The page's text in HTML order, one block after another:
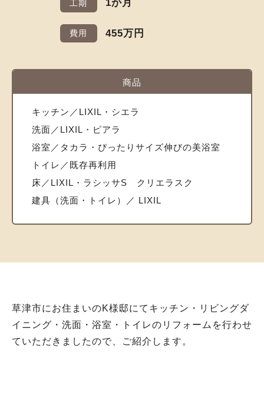
工期 1か月
費用 455万円
商品
キッチン／LIXIL・シエラ
洗面／LIXIL・ピアラ
浴室／タカラ・ぴったりサイズ伸びの美浴室
トイレ／既存再利用
床／LIXIL・ラシッサS クリエラスク
建具（洗面・トイレ）／ LIXIL
草津市にお住まいのK様邸にてキッチン・リビングダ
イニング・洗面・浴室・トイレのリフォームを行わせ
ていただきましたので、ご紹介します。